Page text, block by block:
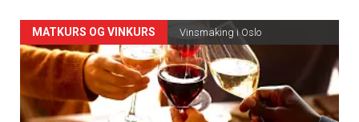
Forsiden
akkurat
nå
MATKURS OG VINKURS Vinsmaking i Oslo